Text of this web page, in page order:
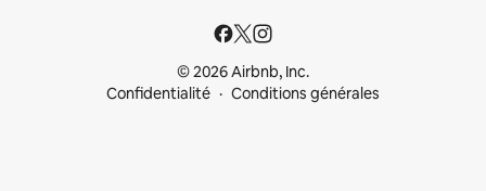
© 2026 Airbnb, Inc.
Confidentialité
Conditions générales